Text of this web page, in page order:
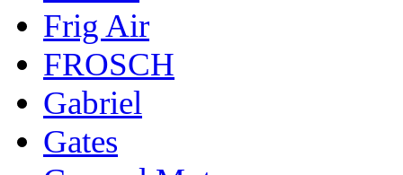
Frig Air
FROSCH
Gabriel
Gates